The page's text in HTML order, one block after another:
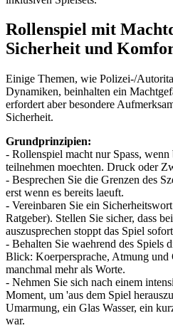
Rollenspiel mit
Sicherheit und
Einige Themen, wie Polizei-/
Dynamiken, beinhalten ein
erfordert aber besondere
Sicherheit.
Grundprinzipien:
- Rollenspiel macht nur Spass, wenn
teilnehmen moechten. Druck oder
- Besprechen Sie die Grenzen des
erst wenn es bereits laeuft.
- Vereinbaren Sie ein
Ratgeber). Stellen Sie sicher, dass
auszusprechen stoppt das Spiel
- Behalten Sie waehrend des Spiels
Blick: Koerpersprache, Atmung und
manchmal mehr als Worte.
- Nehmen Sie sich nach einem
Moment, um 'aus dem Spiel
Umarmung, ein Glas Wasser, ein
war.